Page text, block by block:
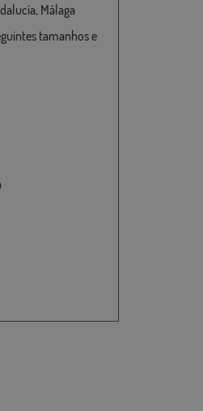
Málaga
tamanhos e